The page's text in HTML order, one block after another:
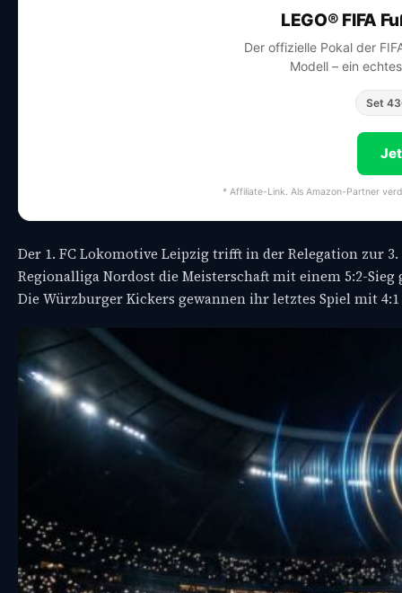
LEGO® FIFA
Der offizielle Pokal der
Modell – ein
Set
* Affiliate-Link. Als Amazon-Partner
Der 1. FC Lokomotive Leipzig trifft in der Relegation zur
Regionalliga Nordost die Meisterschaft mit einem 5:2-
Die Würzburger Kickers gewannen ihr letztes Spiel mit 4:1